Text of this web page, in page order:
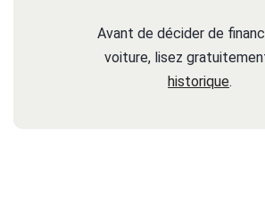
Avant de décider de
voiture, lisez
historique.